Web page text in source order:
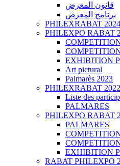
قانون المعرض
برنامج المعرض
PHILEXRABAT 2024
PHILEXPO RABAT
EXHIBITION
Art pictural
Palmarès 2023
PHILEXRABAT 2022
Liste des
PALMARES
PHILEXPO RABAT
PALMARES
EXHIBITION
RABAT PHILEXPO